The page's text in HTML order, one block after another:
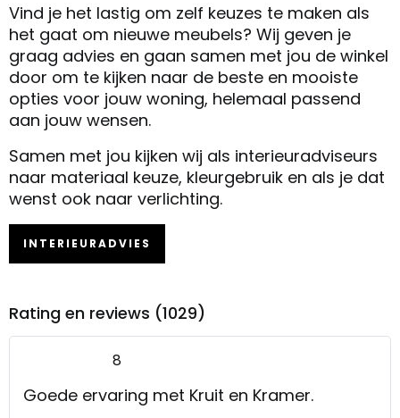
Vind je het lastig om zelf keuzes te maken als
het gaat om nieuwe meubels? Wij geven je
graag advies en gaan samen met jou de winkel
door om te kijken naar de beste en mooiste
opties voor jouw woning, helemaal passend
aan jouw wensen.
Samen met jou kijken wij als interieuradviseurs
naar materiaal keuze, kleurgebruik en als je dat
wenst ook naar verlichting.
INTERIEURADVIES
Rating en reviews (1029)
8
Goede ervaring met Kruit en Kramer.